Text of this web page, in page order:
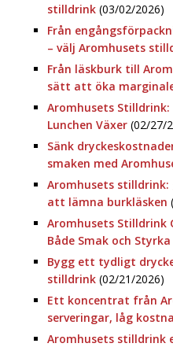
stilldrink (03/02/2026)
Från
– välj Aromhusets
Från läskburk till
sätt att öka
Aromhusets
Lunchen Växer (02/27/
Sänk
smaken med
Aromhusets
att lämna burkläsken
Aromhusets Stilldrink
Både Smak och Styrka
Bygg ett tydligt
stilldrink (02/21/2026)
Ett koncentrat från
serveringar, låg
Aromhusets stilldrink